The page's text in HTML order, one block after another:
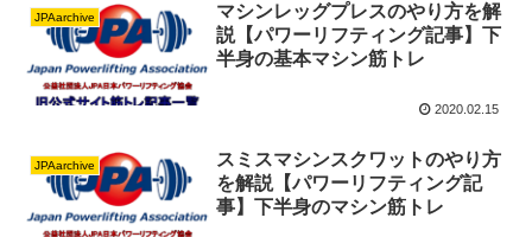
JPAarchive
マシンレッグプレスのやり方を解
説【パワーリフティング記事】下
半身の基本マシン筋トレ
2020.02.15
JPAarchive
スミスマシンスクワットのやり方
を解説【パワーリフティング記
事】下半身のマシン筋トレ